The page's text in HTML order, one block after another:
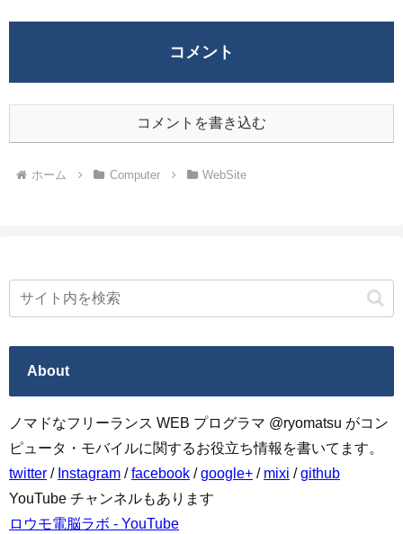
コメント
コメントを書き込む
ホーム Computer WebSite
About
ノマドなフリーランス WEB プログラマ @ryomatsu がコン
ピュータ・モバイルに関するお役立ち情報を書いてます。
twitter / Instagram /facebook /google+ / mixi /github
YouTube チャンネルもあります
ロウモ電脳ラボ - YouTube